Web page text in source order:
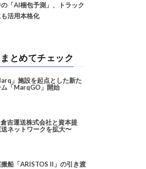
の「AI梱包予測」、トラック
活用本格化
まとめてチェック
」施設を起点とした新た
「MarqGO」開始
吉運送株式会社と資本提
ネットワークを拡大〜
船「ARISTOS II」の引き渡